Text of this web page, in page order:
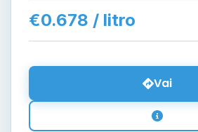
€0.678 / litro
Vai